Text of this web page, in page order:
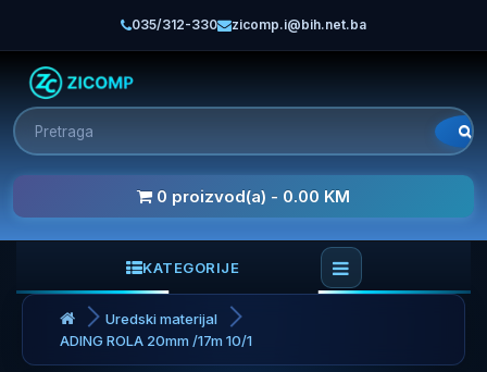
035/312-330 zicomp.i@bih.net.ba
0 proizvod(a) - 0.00 KM
KATEGORIJE
Uredski materijal
ADING ROLA 20mm /17m 10/1